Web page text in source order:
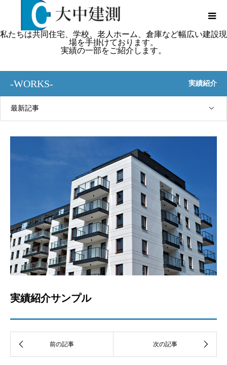
私たちは共同住宅、学校、老人ホーム、倉庫など幅広い建設現
場を手掛けております。
実績の一部をご紹介します。
-WORKS- 実績紹介
最新記事
実績紹介サンプル